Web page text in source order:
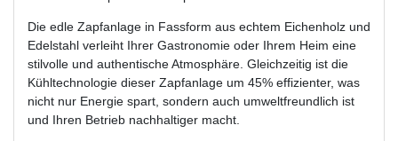
Die edle Zapfanlage in Fassform aus echtem Eichenholz und
Edelstahl verleiht Ihrer Gastronomie oder Ihrem Heim eine
stilvolle und authentische Atmosphäre. Gleichzeitig ist die
Kühltechnologie dieser Zapfanlage um 45% effizienter, was
nicht nur Energie spart, sondern auch umweltfreundlich ist
und Ihren Betrieb nachhaltiger macht.